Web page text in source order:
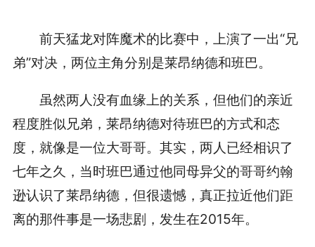
前天猛龙对阵魔术的比赛中，上演了一出“兄
弟”对决，两位主角分别是莱昂纳德和班巴。
虽然两人没有血缘上的关系，但他们的亲近
程度胜似兄弟，莱昂纳德对待班巴的方式和态
度，就像是一位大哥哥。其实，两人已经相识了
七年之久，当时班巴通过他同母异父的哥哥约翰
逊认识了莱昂纳德，但很遗憾，真正拉近他们距
离的那件事是一场悲剧，发生在2015年。